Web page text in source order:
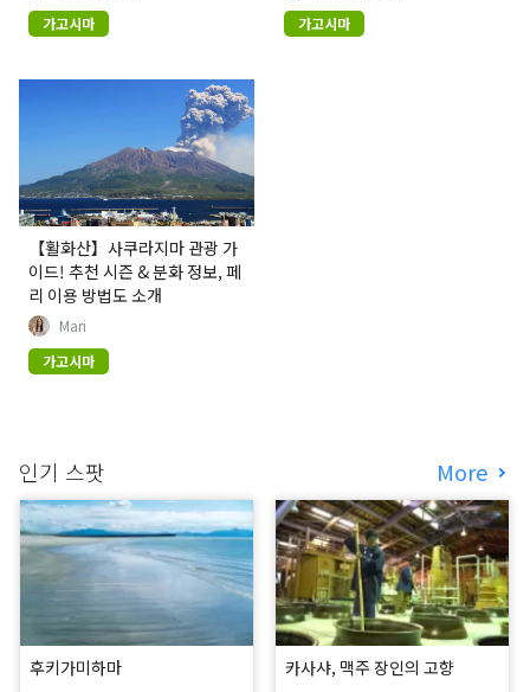
가고시마
가고시마
【활화산】사쿠라지마 관광 가
이드! 추천 시즌 & 분화 정보, 페
리 이용 방법도 소개
Mari
가고시마
인기 스팟 More
후키가미하마 카사샤, 맥주 장인의 고향